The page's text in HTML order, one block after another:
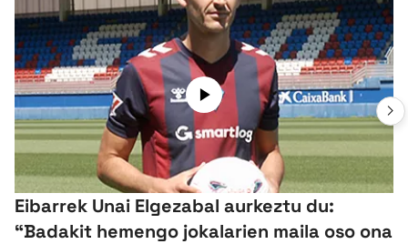
Eibarrek Unai Elgezabal aurkeztu du:
“Badakit hemengo jokalarien maila oso ona